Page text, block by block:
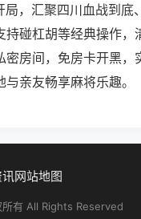
，汇聚四川血战到底
碰杠胡等经典操作，
房间，免房卡开黑
亲友畅享麻将乐趣。
讯网站地图
有 All Rights Reserved